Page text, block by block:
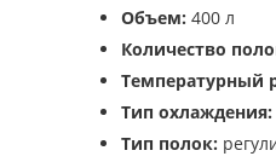
Объем: 400 л
Количество
Температурный
Тип охлаждения:
Тип полок: